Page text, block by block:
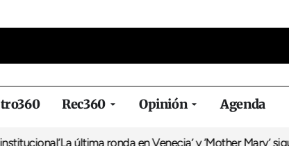
Rec360 Opinión Agenda
‘La última ronda en Venecia’ y ‘Mother Mary’ siguen en la